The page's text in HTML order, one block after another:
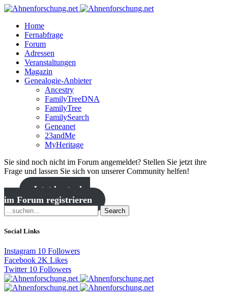
Home
Fernabfrage
Forum
Adressen
Veranstaltungen
Magazin
Genealogie-Anbieter
Ancestry
FamilyTreeDNA
FamilyTree
FamilySearch
Geneanet
23andMe
MyHeritage
Sie sind noch nicht im Forum angemeldet? Stellen Sie jetzt ihre
Frage und lassen Sie sich von unserer Community helfen!
Jetzt kostenlos
im Forum registrieren
Search
Social Links
Instagram 10 Followers
Facebook 2K Likes
Twitter 10 Followers